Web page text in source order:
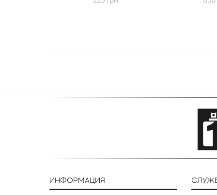
ИНФОРМАЦИЯ